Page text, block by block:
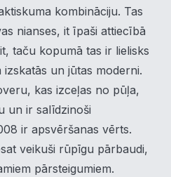
kombināciju. Tas
nianses, it īpaši attiecībā
taču kopumā tas ir lielisks
un jūtas moderni.
kas izceļas no pūļa,
un ir salīdzinoši
ir apsvēršanas vērts.
veikuši rūpīgu pārbaudi,
pārsteigumiem.